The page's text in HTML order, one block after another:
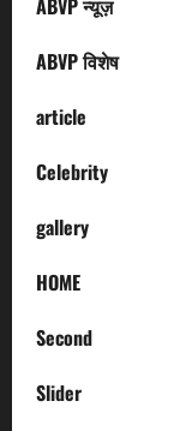
ABVP विशेष
article
Celebrity
gallery
HOME
Second
Slider